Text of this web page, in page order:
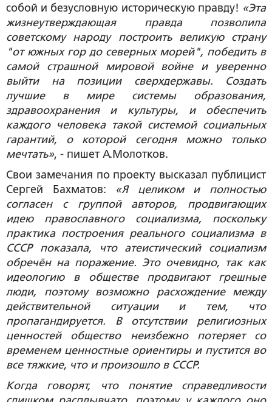
собой и безусловную историческую правду! «Эта
жизнеутверждающая правда позволила
советскому народу построить великую страну
"от южных гор до северных морей", победить в
самой страшной мировой войне и уверенно
выйти на позиции сверхдержавы. Создать
лучшие в мире системы образования,
здравоохранения и культуры, и обеспечить
каждого человека такой системой социальных
гарантий, о которой сегодня можно только
мечтать», - пишет А.Молотков.
Свои замечания по проекту высказал публицист
Сергей Бахматов: «Я целиком и полностью
согласен с группой авторов, продвигающих
идею православного социализма, поскольку
практика построения реального социализма в
СССР показала, что атеистический социализм
обречён на поражение. Это очевидно, так как
идеологию в обществе продвигают грешные
люди, поэтому возможно расхождение между
действительной ситуации и тем, что
пропагандируется. В отсутствии религиозных
ценностей общество неизбежно потеряет со
временем ценностные ориентиры и пустится во
все тяжкие, что и произошло в СССР.
Когда говорят, что понятие справедливости